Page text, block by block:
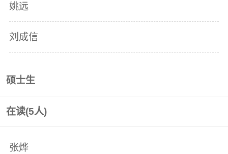
姚远
刘成信
硕士生
在读(5人)
张烨